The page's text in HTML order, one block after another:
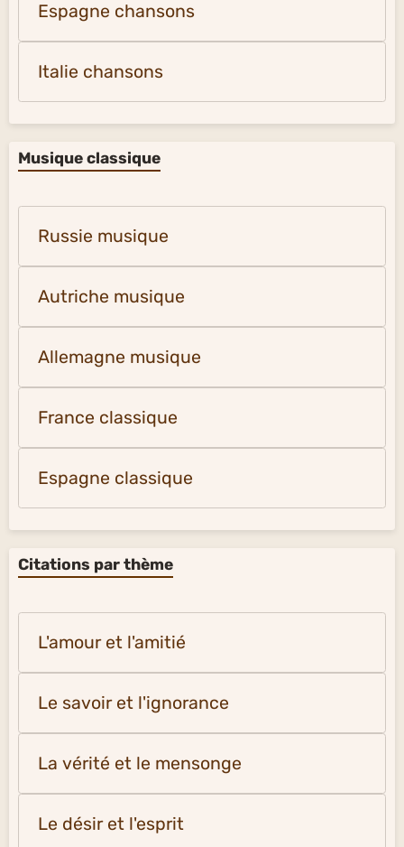
Espagne chansons
Italie chansons
Musique classique
Russie musique
Autriche musique
Allemagne musique
France classique
Espagne classique
Citations par thème
L'amour et l'amitié
Le savoir et l'ignorance
La vérité et le mensonge
Le désir et l'esprit